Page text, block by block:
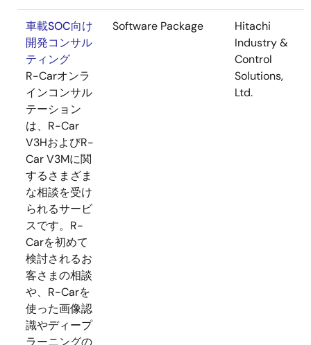
車載SOC向け
開発コンサル
ティング
R-Carオンラ
インコンサル
テーション
は、R-Car
V3HおよびR-
Car V3Mに関
するさまざま
な相談を受け
られるサービ
スです。R-
Carを初めて
検討されるお
客さまの相談
や、R-Carを
使った画像認
識やディープ
ラーニングの
Software Package
Hitachi
Industry &
Control
Solutions,
Ltd.